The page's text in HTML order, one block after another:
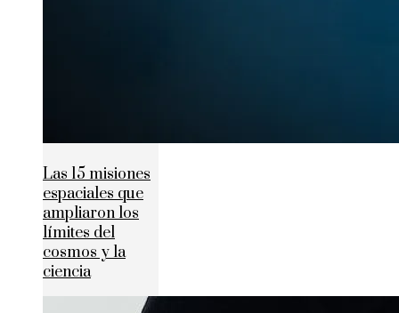
Las 15 misiones
espaciales que
ampliaron los
límites del
cosmos y la
ciencia